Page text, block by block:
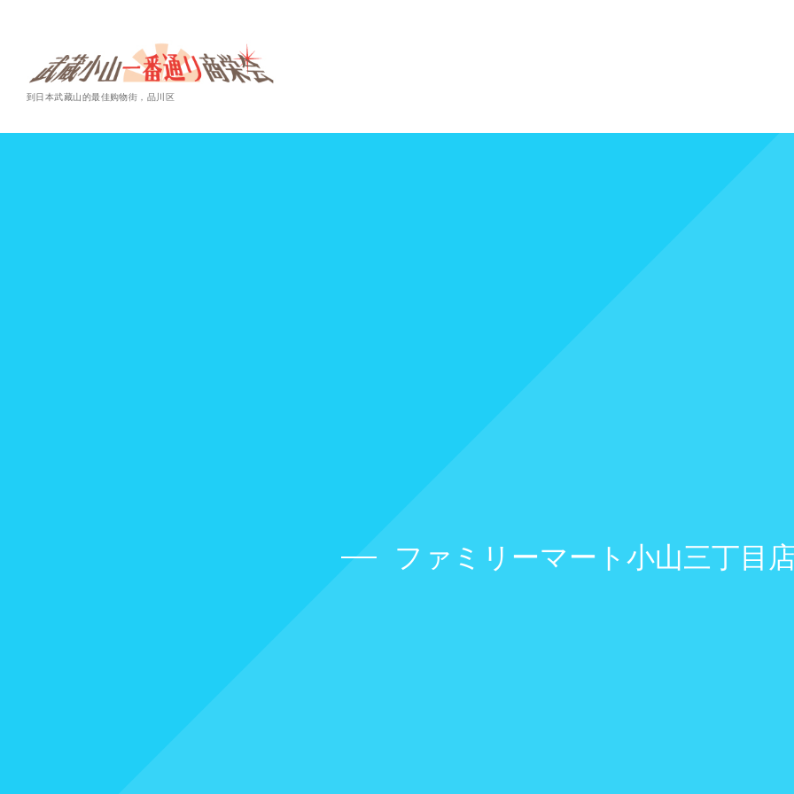
到日本武藏山的最佳购物街，品川区
ファミリーマート小山三丁目